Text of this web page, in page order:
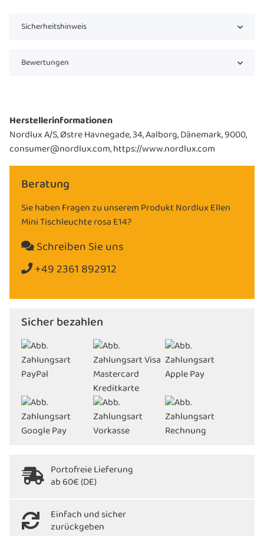
Sicherheitshinweis
Bewertungen
Herstellerinformationen
Nordlux A/S, Østre Havnegade, 34, Aalborg, Dänemark, 9000,
consumer@nordlux.com, https://www.nordlux.com
Beratung
Sie haben Fragen zu unserem Produkt Nordlux Ellen
Mini Tischleuchte rosa E14?
Schreiben Sie uns
+49 2361 892912
Sicher bezahlen
Portofreie Lieferung
ab 60€ (DE)
Einfach und sicher
zurückgeben